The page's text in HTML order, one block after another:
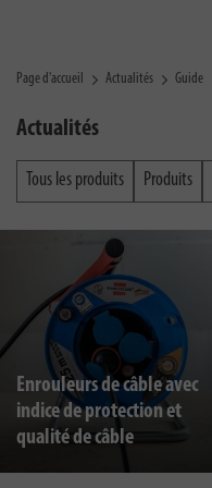
Page d'accueil Actualités Guide
Actualités
Tous les produits Produits
Enrouleurs de câble avec
indice de protection et
qualité de câble